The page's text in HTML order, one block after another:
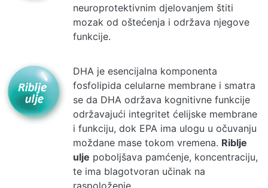
neuroprotektivnim djelovanjem štiti
mozak od oštećenja i održava njegove
funkcije.
DHA je esencijalna komponenta
fosfolipida celularne membrane i smatra
se da DHA održava kognitivne funkcije
održavajući integritet ćelijske membrane
i funkciju, dok EPA ima ulogu u očuvanju
moždane mase tokom vremena. Riblje
ulje poboljšava pamćenje, koncentraciju,
te ima blagotvoran učinak na